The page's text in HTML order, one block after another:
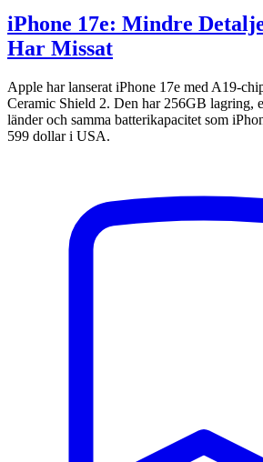
iPhone 17e: Mindre
Har Missat
Apple har lanserat iPhone 17e med A19-
Ceramic Shield 2. Den har 256GB lagring,
länder och samma batterikapacitet som
599 dollar i USA.